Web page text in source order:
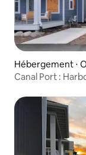
Hébergement ⋅
Canal Port :